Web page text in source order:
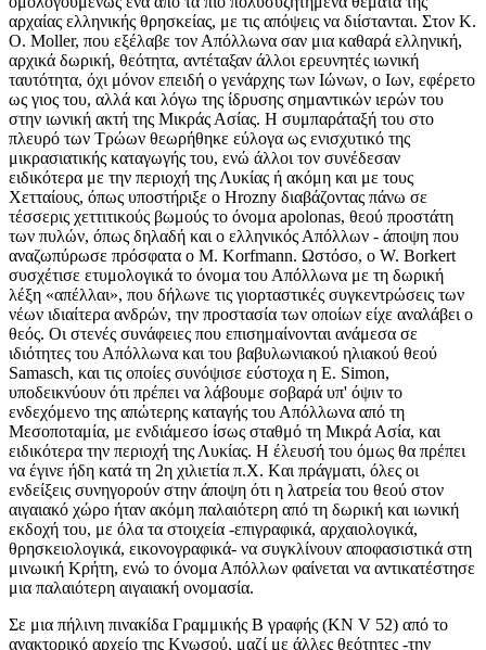
αρχαίας ελληνικής θρησκείας, με τις απόψεις να διίστανται. Στον K.
O. Moller, που εξέλαβε τον Απόλλωνα σαν μια καθαρά ελληνική,
αρχικά δωρική, θεότητα, αντέταξαν άλλοι ερευνητές ιωνική
ταυτότητα, όχι μόνον επειδή ο γενάρχης των Iώνων, ο Iων, εφέρετο
ως γιος του, αλλά και λόγω της ίδρυσης σημαντικών ιερών του
στην ιωνική ακτή της Mικράς Ασίας. H συμπαράταξή του στο
πλευρό των Tρώων θεωρήθηκε εύλογα ως ενισχυτικό της
μικρασιατικής καταγωγής του, ενώ άλλοι τον συνέδεσαν
ειδικότερα με την περιοχή της Λυκίας ή ακόμη και με τους
Xετταίους, όπως υποστήριξε ο Hrozny διαβάζοντας πάνω σε
τέσσερις χεττιτικούς βωμούς το όνομα apolonas, θεού προστάτη
των πυλών, όπως δηλαδή και ο ελληνικός Απόλλων - άποψη που
αναζωπύρωσε πρόσφατα ο M. Korfmann. Ωστόσο, ο W. Borkert
συσχέτισε ετυμολογικά το όνομα του Απόλλωνα με τη δωρική
λέξη «απέλλαι», που δήλωνε τις γιορταστικές συγκεντρώσεις των
νέων ιδιαίτερα ανδρών, την προστασία των οποίων είχε αναλάβει ο
θεός. Oι στενές συνάφειες που επισημαίνονται ανάμεσα σε
ιδιότητες του Απόλλωνα και του βαβυλωνιακού ηλιακού θεού
Samasch, και τις οποίες συνόψισε εύστοχα η E. Simon,
υποδεικνύουν ότι πρέπει να λάβουμε σοβαρά υπ' όψιν το
ενδεχόμενο της απώτερης καταγής του Απόλλωνα από τη
Mεσοποταμία, με ενδιάμεσο ίσως σταθμό τη Mικρά Ασία, και
ειδικότερα την περιοχή της Λυκίας. H έλευσή του όμως θα πρέπει
να έγινε ήδη κατά τη 2η χιλιετία π.X. Kαι πράγματι, όλες οι
ενδείξεις συνηγορούν στην άποψη ότι η λατρεία του θεού στον
αιγαιακό χώρο ήταν ακόμη παλαιότερη από τη δωρική και ιωνική
εκδοχή του, με όλα τα στοιχεία -επιγραφικά, αρχαιολογικά,
θρησκειολογικά, εικονογραφικά- να συγκλίνουν αποφασιστικά στη
μινωική Kρήτη, ενώ το όνομα Απόλλων φαίνεται να αντικατέστησε
μια παλαιότερη αιγαιακή ονομασία.
Σε μια πήλινη πινακίδα Γραμμικής B γραφής (KN V 52) από το
ανακτορικό αρχείο της Kνωσού, μαζί με άλλες θεότητες -την